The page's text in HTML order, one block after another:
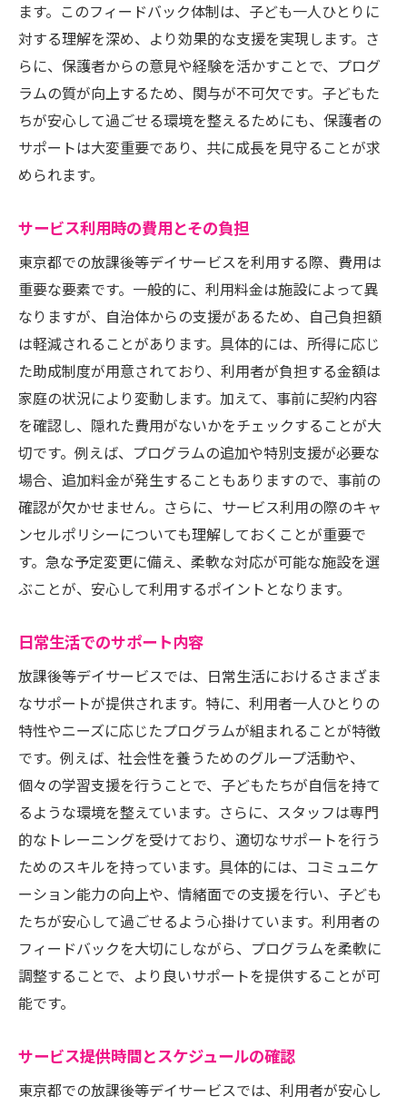
ます。このフィードバック体制は、子ども一人ひとりに
対する理解を深め、より効果的な支援を実現します。さ
らに、保護者からの意見や経験を活かすことで、プログ
ラムの質が向上するため、関与が不可欠です。子どもた
ちが安心して過ごせる環境を整えるためにも、保護者の
サポートは大変重要であり、共に成長を見守ることが求
められます。
サービス利用時の費用とその負担
東京都での放課後等デイサービスを利用する際、費用は
重要な要素です。一般的に、利用料金は施設によって異
なりますが、自治体からの支援があるため、自己負担額
は軽減されることがあります。具体的には、所得に応じ
た助成制度が用意されており、利用者が負担する金額は
家庭の状況により変動します。加えて、事前に契約内容
を確認し、隠れた費用がないかをチェックすることが大
切です。例えば、プログラムの追加や特別支援が必要な
場合、追加料金が発生することもありますので、事前の
確認が欠かせません。さらに、サービス利用の際のキャ
ンセルポリシーについても理解しておくことが重要で
す。急な予定変更に備え、柔軟な対応が可能な施設を選
ぶことが、安心して利用するポイントとなります。
日常生活でのサポート内容
放課後等デイサービスでは、日常生活におけるさまざま
なサポートが提供されます。特に、利用者一人ひとりの
特性やニーズに応じたプログラムが組まれることが特徴
です。例えば、社会性を養うためのグループ活動や、
個々の学習支援を行うことで、子どもたちが自信を持て
るような環境を整えています。さらに、スタッフは専門
的なトレーニングを受けており、適切なサポートを行う
ためのスキルを持っています。具体的には、コミュニケ
ーション能力の向上や、情緒面での支援を行い、子ども
たちが安心して過ごせるよう心掛けています。利用者の
フィードバックを大切にしながら、プログラムを柔軟に
調整することで、より良いサポートを提供することが可
能です。
サービス提供時間とスケジュールの確認
東京都での放課後等デイサービスでは、利用者が安心し